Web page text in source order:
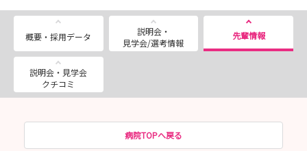
概要・採用データ
説明会・
見学会/選考情報
先輩情報
説明会・見学会
クチコミ
病院TOPへ戻る